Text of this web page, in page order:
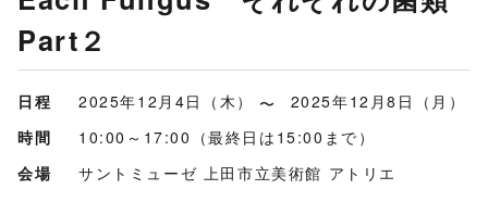
Part２
日程 2025年12月4日（木）
2025年12月8日（月）
時間
10:00～17:00（最終日は15:00まで）
会場
サントミューゼ 上田市立美術館 アトリエ